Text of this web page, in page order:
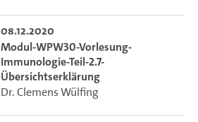
08.12.2020
Modul-WPW30-Vorlesung-
Immunologie-Teil-2.7-
Übersichtserklärung
Dr. Clemens Wülfing